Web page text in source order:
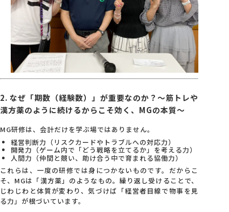
2. なぜ「期数（経験数）」が重要なのか？〜筋トレや
漢方薬のように続けるからこそ効く、MGの本質〜
MG研修は、会計だけを学ぶ場ではありません。
経営判断力（リスクカードやトラブルへの対応力）
開発力（ゲーム内で「どう戦略を立てるか」を考える力）
人間力（仲間と競い、助け合う中で育まれる協働力）
これらは、一度の研修では身につかないものです。だからこ
そ、MGは「漢方薬」のようなもの。繰り返し受けることで、
じわじわと体質が変わり、気づけば「経営者目線で物事を見
る力」が根づいています。